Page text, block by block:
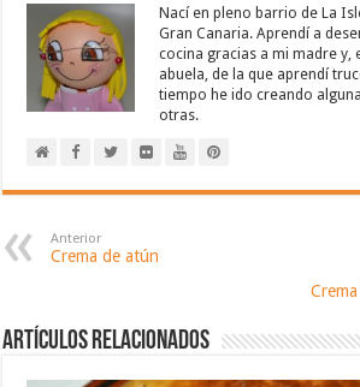
Nací en pleno barrio de La
Gran Canaria. Aprendí a
cocina gracias a mi madre y,
abuela, de la que aprendí
tiempo he ido creando
otras.
Anterior
Crema de atún
Artículos relacionados